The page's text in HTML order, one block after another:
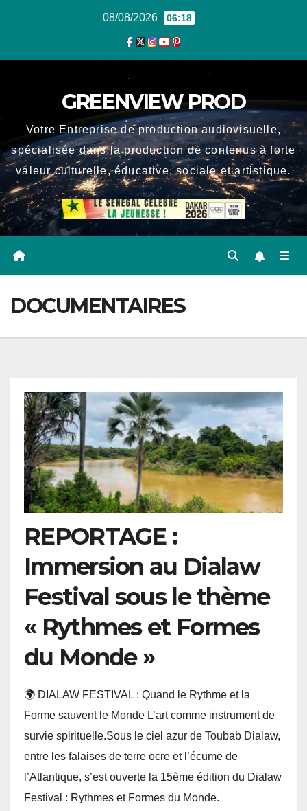
08/08/2026 06:18
GREENVIEW PROD
Votre Entreprise de production audiovisuelle,
spécialisée dans la production de contenus à forte
valeur culturelle, éducative, sociale et artistique.
DOCUMENTAIRES
REPORTAGE :
Immersion au Dialaw
Festival sous le thème
« Rythmes et Formes
du Monde »
🌍 DIALAW FESTIVAL : Quand le Rythme et la
Forme sauvent le Monde L’art comme instrument de
survie spirituelle.Sous le ciel azur de Toubab Dialaw,
entre les falaises de terre ocre et l’écume de
l’Atlantique, s’est ouverte la 15ème édition du Dialaw
Festival : Rythmes et Formes du Monde.